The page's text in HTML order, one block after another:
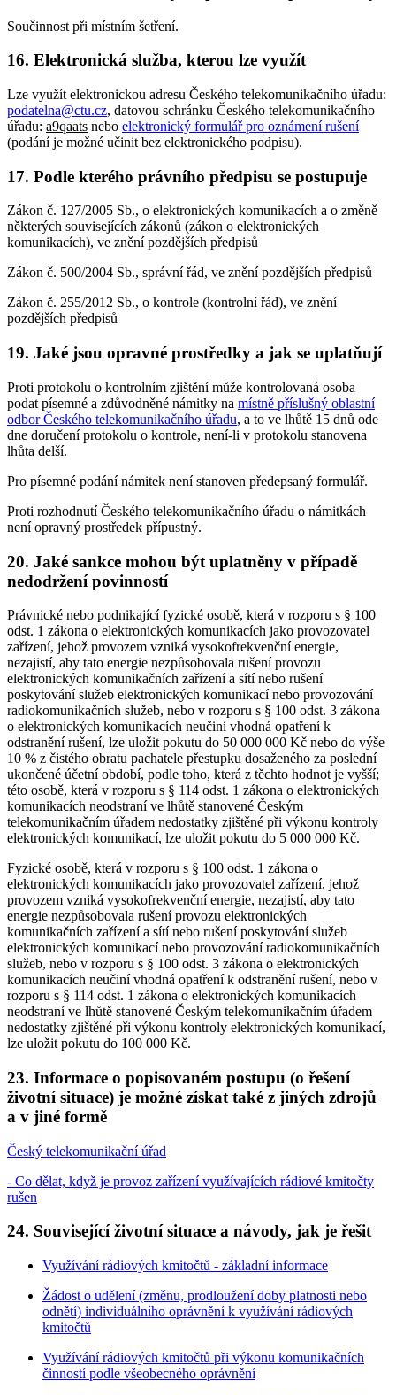
Součinnost při místním šetření.
16. Elektronická služba, kterou lze využít
Lze využít elektronickou adresu Českého telekomunikačního úřadu:
podatelna@ctu.cz, datovou schránku Českého telekomunikačního
úřadu: a9qaats nebo elektronický formulář pro oznámení rušení
(podání je možné učinit bez elektronického podpisu).
17. Podle kterého právního předpisu se postupuje
Zákon č. 127/2005 Sb., o elektronických komunikacích a o změně
některých souvisejících zákonů (zákon o elektronických
komunikacích), ve znění pozdějších předpisů
Zákon č. 500/2004 Sb., správní řád, ve znění pozdějších předpisů
Zákon č. 255/2012 Sb., o kontrole (kontrolní řád), ve znění
pozdějších předpisů
19. Jaké jsou opravné prostředky a jak se uplatňují
Proti protokolu o kontrolním zjištění může kontrolovaná osoba
podat písemné a zdůvodněné námitky na místně příslušný oblastní
odbor Českého telekomunikačního úřadu, a to ve lhůtě 15 dnů ode
dne doručení protokolu o kontrole, není-li v protokolu stanovena
lhůta delší.
Pro písemné podání námitek není stanoven předepsaný formulář.
Proti rozhodnutí Českého telekomunikačního úřadu o námitkách
není opravný prostředek přípustný.
20. Jaké sankce mohou být uplatněny v případě
nedodržení povinností
Právnické nebo podnikající fyzické osobě, která v rozporu s § 100
odst. 1 zákona o elektronických komunikacích jako provozovatel
zařízení, jehož provozem vzniká vysokofrekvenční energie,
nezajistí, aby tato energie nezpůsobovala rušení provozu
elektronických komunikačních zařízení a sítí nebo rušení
poskytování služeb elektronických komunikací nebo provozování
radiokomunikačních služeb, nebo v rozporu s § 100 odst. 3 zákona
o elektronických komunikacích neučiní vhodná opatření k
odstranění rušení, lze uložit pokutu do 50 000 000 Kč nebo do výše
10 % z čistého obratu pachatele přestupku dosaženého za poslední
ukončené účetní období, podle toho, která z těchto hodnot je vyšší;
této osobě, která v rozporu s § 114 odst. 1 zákona o elektronických
komunikacích neodstraní ve lhůtě stanovené Českým
telekomunikačním úřadem nedostatky zjištěné při výkonu kontroly
elektronických komunikací, lze uložit pokutu do 5 000 000 Kč.
Fyzické osobě, která v rozporu s § 100 odst. 1 zákona o
elektronických komunikacích jako provozovatel zařízení, jehož
provozem vzniká vysokofrekvenční energie, nezajistí, aby tato
energie nezpůsobovala rušení provozu elektronických
komunikačních zařízení a sítí nebo rušení poskytování služeb
elektronických komunikací nebo provozování radiokomunikačních
služeb, nebo v rozporu s § 100 odst. 3 zákona o elektronických
komunikacích neučiní vhodná opatření k odstranění rušení, nebo v
rozporu s § 114 odst. 1 zákona o elektronických komunikacích
neodstraní ve lhůtě stanovené Českým telekomunikačním úřadem
nedostatky zjištěné při výkonu kontroly elektronických komunikací,
lze uložit pokutu do 100 000 Kč.
23. Informace o popisovaném postupu (o řešení
životní situace) je možné získat také z jiných zdrojů
a v jiné formě
Český telekomunikační úřad
- Co dělat, když je provoz zařízení využívajících rádiové kmitočty
rušen
24. Související životní situace a návody, jak je řešit
Využívání rádiových kmitočtů - základní informace
Žádost o udělení (změnu, prodloužení doby platnosti nebo
odnětí) individuálního oprávnění k využívání rádiových
kmitočtů
Využívání rádiových kmitočtů při výkonu komunikačních
činností podle všeobecného oprávnění